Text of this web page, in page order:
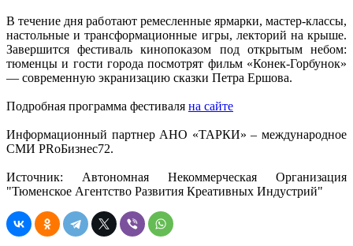
В течение дня работают ремесленные ярмарки, мастер-классы,
настольные и трансформационные игры, лекторий на крыше.
Завершится фестиваль кинопоказом под открытым небом:
тюменцы и гости города посмотрят фильм «Конек-Горбунок»
— современную экранизацию сказки Петра Ершова.
Подробная программа фестиваля на сайте
Информационный партнер АНО «ТАРКИ» – международное
СМИ PRоБизнес72.
Источник: Автономная Некоммерческая Организация
"Тюменское Агентство Развития Креативных Индустрий"